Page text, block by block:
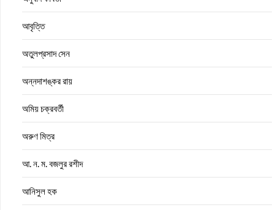
আবৃত্তি
অতুলপ্রসাদ সেন
অন্নদাশঙ্কর রায়
অমিয় চক্রবর্তী
অরুণ মিত্র
আ. ন. ম. বজলুর রশীদ
আনিসুল হক